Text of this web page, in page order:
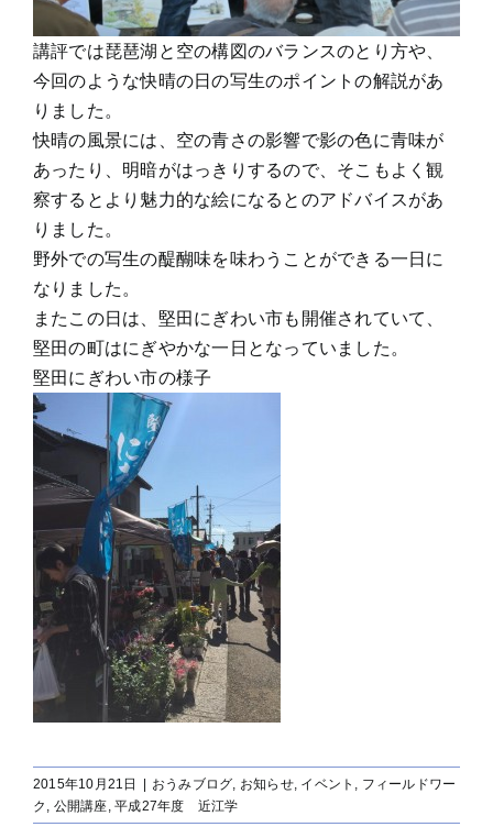
講評では琵琶湖と空の構図のバランスのとり方や、
今回のような快晴の日の写生のポイントの解説があ
りました。
快晴の風景には、空の青さの影響で影の色に青味が
あったり、明暗がはっきりするので、そこもよく観
察するとより魅力的な絵になるとのアドバイスがあ
りました。
野外での写生の醍醐味を味わうことができる一日に
なりました。
またこの日は、堅田にぎわい市も開催されていて、
堅田の町はにぎやかな一日となっていました。
堅田にぎわい市の様子
2015年10月21日 | おうみブログ, お知らせ, イベント , フィールドワー
ク , 公開講座,平成27年度 近江学